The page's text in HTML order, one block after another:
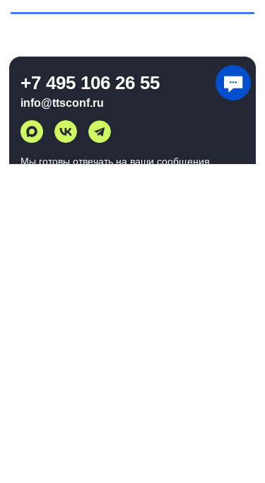
+7 495 106 26 55
info@ttsconf.ru
Мы готовы отвечать на ваши сообщения